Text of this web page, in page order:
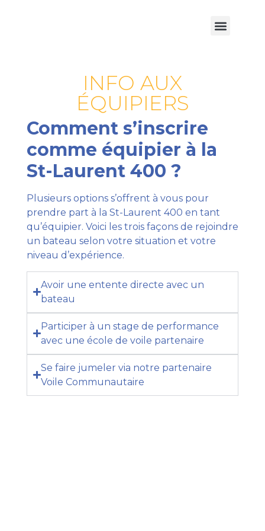
INFO AUX
ÉQUIPIERS
Comment s’inscrire
comme équipier à la
St-Laurent 400 ?
Plusieurs options s’offrent à vous pour
prendre part à la St-Laurent 400 en tant
qu’équipier. Voici les trois façons de rejoindre
un bateau selon votre situation et votre
niveau d’expérience.
Avoir une entente directe avec un
bateau
Participer à un stage de performance
avec une école de voile partenaire
Se faire jumeler via notre partenaire
Voile Communautaire